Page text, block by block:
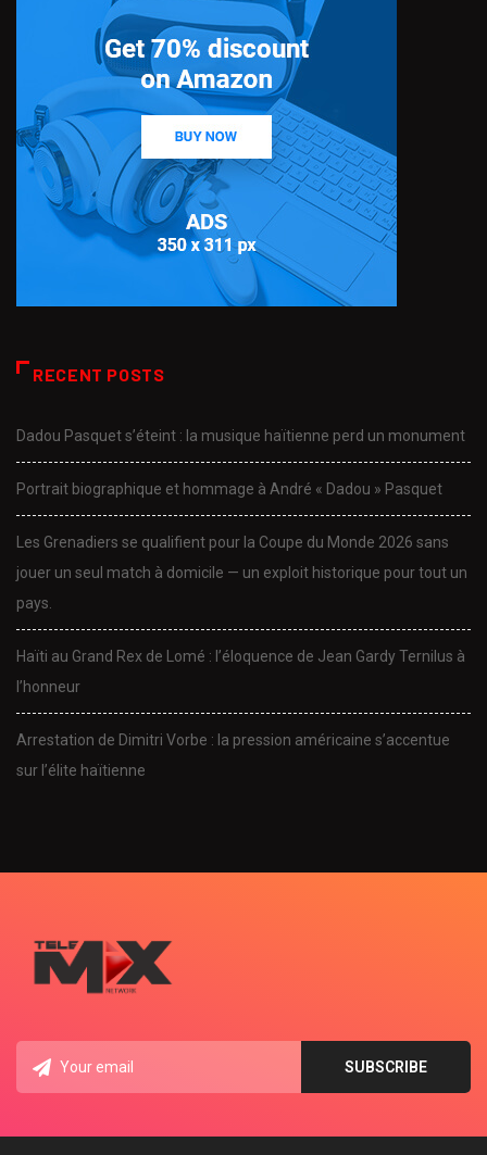
RECENT POSTS
Dadou Pasquet s’éteint : la musique haïtienne perd un monument
Portrait biographique et hommage à André « Dadou » Pasquet
Les Grenadiers se qualifient pour la Coupe du Monde 2026 sans
jouer un seul match à domicile — un exploit historique pour tout un
pays.
Haïti au Grand Rex de Lomé : l’éloquence de Jean Gardy Ternilus à
l’honneur
Arrestation de Dimitri Vorbe : la pression américaine s’accentue
sur l’élite haïtienne